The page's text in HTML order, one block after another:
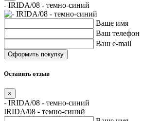
- IRIDA/08 - темно-синий
Ваше имя
Ваш телефон
Ваш e-mail
Оставить отзыв
×
- IRIDA/08 - темно-синий
IRIDA/08 - темно-синий